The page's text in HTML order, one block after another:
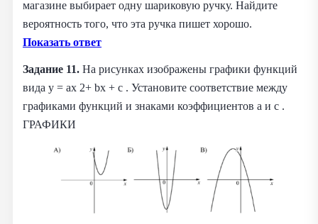
магазине выбирает одну шариковую ручку. Найдите
вероятность того, что эта ручка пишет хорошо.
Показать ответ
Задание 11. На рисунках изображены графики функций
вида y = ax 2+ bx + c . Установите соответствие между
графиками функций и знаками коэффициентов a и c .
ГРАФИКИ